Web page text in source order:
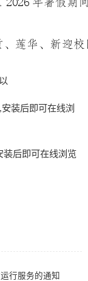
装后即可在线浏
装后即可在线浏览
行服务的通知